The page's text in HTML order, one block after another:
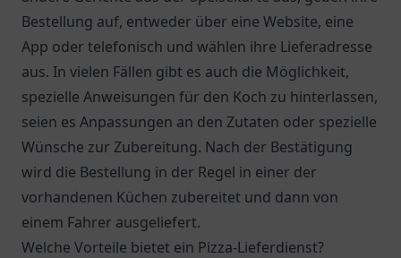
Bestellung auf, entweder über eine Website, eine
App oder telefonisch und wählen ihre Lieferadresse
aus. In vielen Fällen gibt es auch die Möglichkeit,
spezielle Anweisungen für den Koch zu hinterlassen,
seien es Anpassungen an den Zutaten oder spezielle
Wünsche zur Zubereitung. Nach der Bestätigung
wird die Bestellung in der Regel in einer der
vorhandenen Küchen zubereitet und dann von
einem Fahrer ausgeliefert.
Welche Vorteile bietet ein Pizza-Lieferdienst?